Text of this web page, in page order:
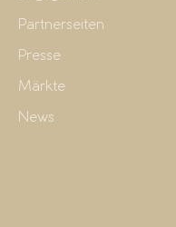
Partnerseiten
Presse
Märkte
News